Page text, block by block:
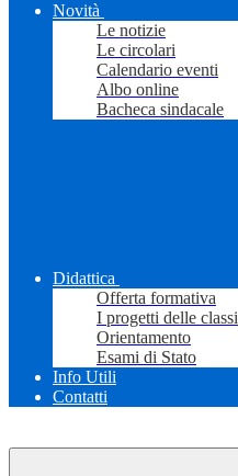
Novità
Le notizie
Le circolari
Calendario eventi
Albo online
Bacheca sindacale
Didattica
Offerta formativa
I progetti delle classi
Orientamento
Esami di Stato
Info Utili
Contatti